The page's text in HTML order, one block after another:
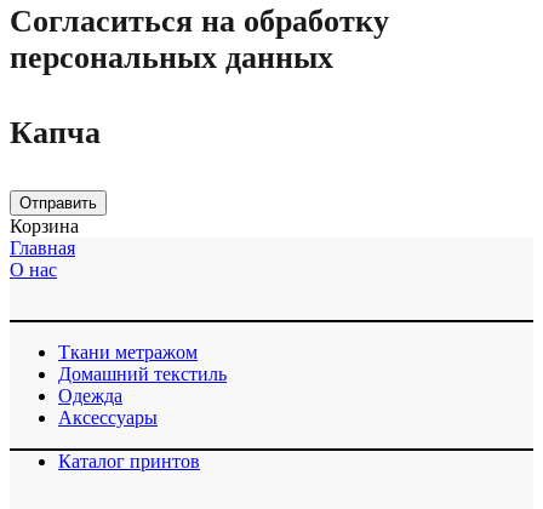
Cогласиться на обработку
персональных данных
Капча
Отправить
Корзина
Главная
О нас
Ткани метражом
Домашний текстиль
Одежда
Аксессуары
Каталог принтов